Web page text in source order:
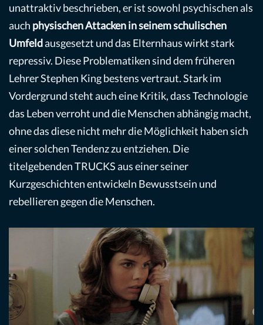
unattraktiv beschrieben, er ist sowohl psychischen als
auch physischen Attacken in seinem schulischen
Umfeldausgesetzt und das Elternhaus wirkt stark
repressiv. Diese Problematiken sind dem früheren
Lehrer Stephen King bestens vertraut. Stark im
Vordergrund steht auch eine Kritik, dass Technologie
das Leben verroht und die Menschen abhängig macht,
ohne das diese nicht mehr die Möglichkeit haben sich
einer solchen Tendenz zu entziehen. Die
titelgebenden TRUCKS aus einer seiner
Kurzgeschichten entwickeln Bewusstsein und
rebellieren gegen die Menschen.